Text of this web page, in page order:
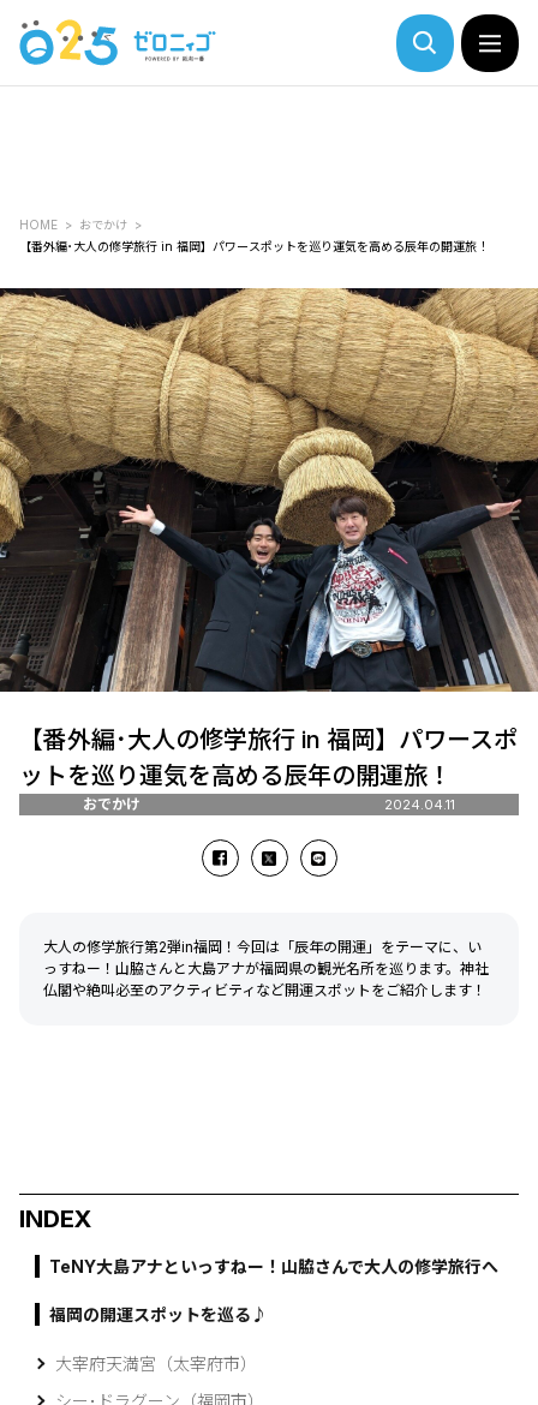
HOME
おでかけ
【番外編･大人の修学旅行 in 福岡】パワースポットを巡り運気を高める辰年の開運旅！
【番外編･大人の修学旅行 in 福岡】パワースポ
ットを巡り運気を高める辰年の開運旅！
おでかけ 2024.04.11
大人の修学旅行第2弾in福岡！今回は「辰年の開運」をテーマに、い
っすねー！山脇さんと大島アナが福岡県の観光名所を巡ります。神社
仏閣や絶叫必至のアクティビティなど開運スポットをご紹介します！
INDEX
TeNY大島アナといっすねー！山脇さんで大人の修学旅行へ
福岡の開運スポットを巡る♪
大宰府天満宮（太宰府市）
シー･ドラグーン（福岡市）